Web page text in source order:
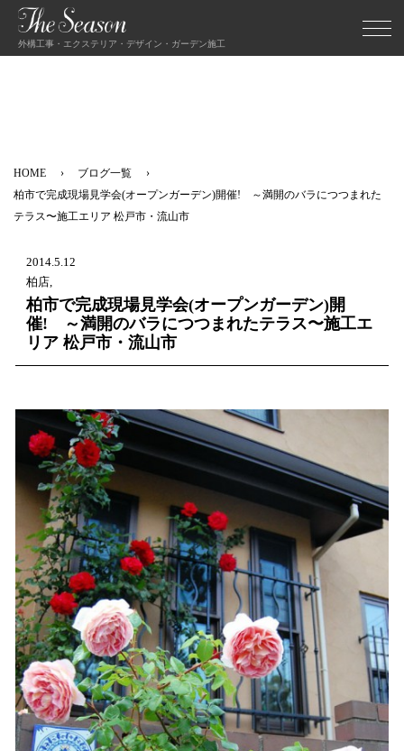
外構工事・エクステリア・デザイン・ガーデン施工
HOME
ブログ一覧
柏市で完成現場見学会(オープンガーデン)開催! ～満開のバラにつつまれた
テラス〜施工エリア 松戸市・流山市
2014.5.12
柏店,
柏市で完成現場見学会(オープンガーデン)開
催! ～満開のバラにつつまれたテラス〜施工エ
リア 松戸市・流山市